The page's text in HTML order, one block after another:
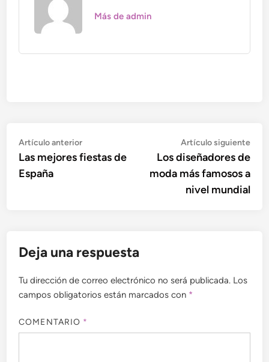
Más de admin
Navegación
de
entradas
Artículo anteriorArtículo
anterior:
Las mejores fiestas de
España
Artículo siguiente
Los diseñadores de
moda más famosos a
nivel mundial
Deja una respuesta
Tu dirección de correo electrónico no será publicada. Los
campos obligatorios están marcados con *
COMENTARIO *